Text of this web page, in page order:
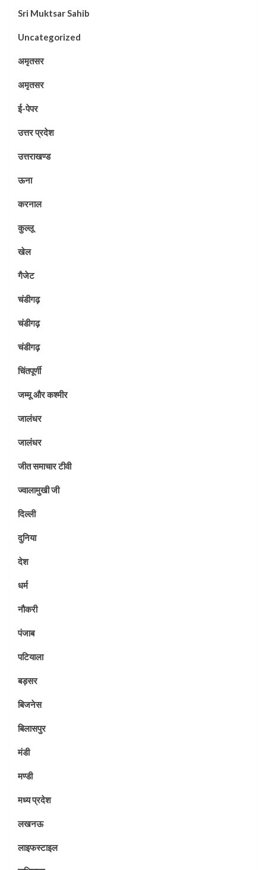
Sri Muktsar Sahib
Uncategorized
अमृतसर
अमृतसर
ई-पेपर
उत्तर प्रदेश
उत्तराखण्ड
ऊना
करनाल
कुल्लू
खेल
गैजेट
चंडीगढ़
चंडीगढ़
चंडीगढ़
चिंतपूर्णी
जम्मू और कश्मीर
जालंधर
जालंधर
जीत समाचार टीवी
ज्वालामुखी जी
दिल्ली
दुनिया
देश
धर्म
नौकरी
पंजाब
पटियाला
बड़सर
बिजनेस
बिलासपुर
मंडी
मण्डी
मध्य प्रदेश
लखनऊ
लाइफस्टाइल